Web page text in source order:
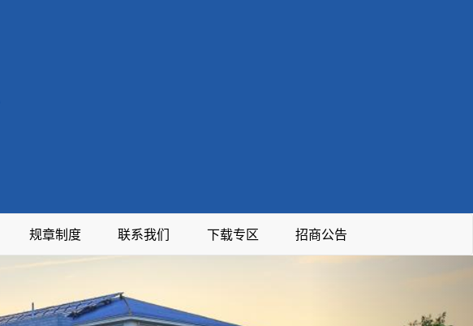
规章制度 联系我们 下载专区 招商公告